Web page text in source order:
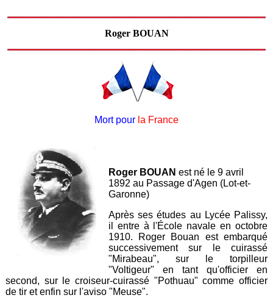
Roger BOUAN
Mort pour la France
Roger BOUANest né le 9 avril
1892 au Passage d'Agen (Lot-et-
Garonne)
Après ses études au Lycée Palissy,
il entre à l'École navale en octobre
1910. Roger Bouan est embarqué
successivement sur le cuirassé
"Mirabeau", sur le torpilleur
"Voltigeur" en tant qu'officier en
second, sur le croiseur-cuirassé "Pothuau" comme officier
de tir et enfin sur l'aviso "Meuse".